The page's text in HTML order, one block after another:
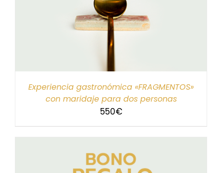
Experiencia gastronómica «FRAGMENTOS»
con maridaje para dos personas
550€